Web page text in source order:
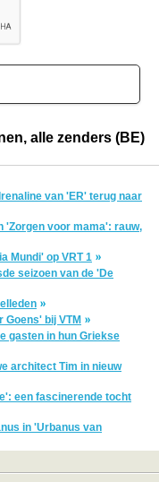
alle zenders (BE)
van 'ER' terug naar
'Zorgen voor mama': rauw,
Mundi' op VRT 1
seizoen van de 'De
bij VTM
gasten in hun Griekse
architect Tim in nieuw
een fascinerende tocht
in 'Urbanus van